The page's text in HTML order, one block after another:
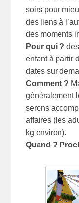
soirs pour
des liens à
des moments
Pour qui ?
enfant à partir
dates sur
Comment ?
généralement
serons
affaires (les
kg environ).
Quand ?